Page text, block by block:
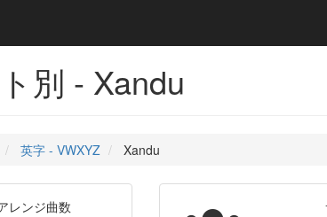
別 - Xandu
英字 - VWXYZ Xandu
レンジ曲数